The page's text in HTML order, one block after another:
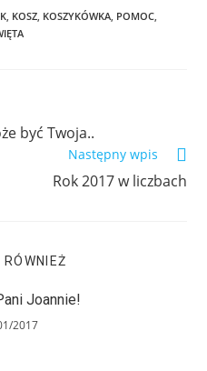
, KOSZ, KOSZYKÓWKA, POMOC,
być Twoja..
Następny wpis
Rok 2017 w liczbach
Joannie!
2017